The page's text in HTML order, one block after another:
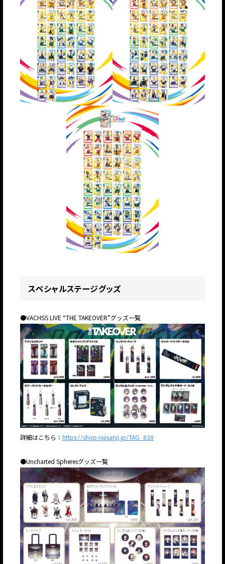
スペシャルステージグッズ
●VACHSS LIVE “THE TAKEOVER”グッズ一覧
詳細はこちら： https://shop.nijisanji.jp/TAG_838
●Uncharted Spheresグッズ一覧